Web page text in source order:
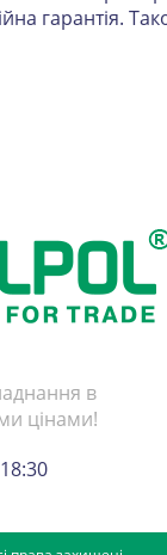
гарантія.
в
цінами!